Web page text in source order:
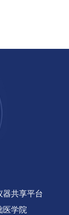
器共享平台
医学院